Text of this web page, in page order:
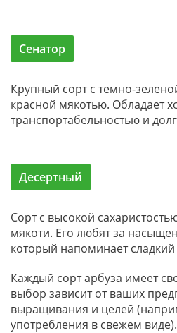
Сенатор
Крупный сорт с темно-
красной мякотью. Обладает
транспортабельностью и
Десертный
Сорт с высокой
мякоти. Его любят за
который напоминает сладкий
Каждый сорт арбуза имеет
выбор зависит от ваших
выращивания и целей
употребления в свежем виде).